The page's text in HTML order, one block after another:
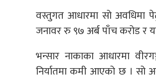
वस्तुगत आधारमा सो अवधिमा
जनावर रु ९७ अर्ब पाँच करोड र
भन्सार नाकाका आधारमा
निर्यातमा कमी आएको छ । सो